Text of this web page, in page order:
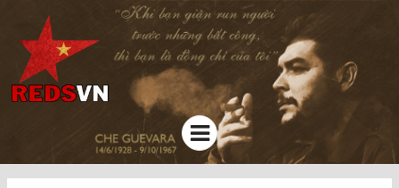
Kênh chia sẻ tri thức cộng đồng
Menu